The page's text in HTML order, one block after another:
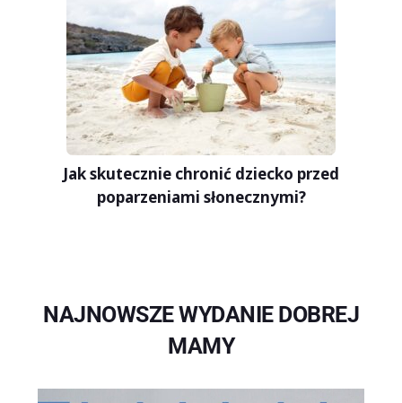
Jak skutecznie chronić dziecko przed
poparzeniami słonecznymi?
NAJNOWSZE WYDANIE DOBREJ
MAMY